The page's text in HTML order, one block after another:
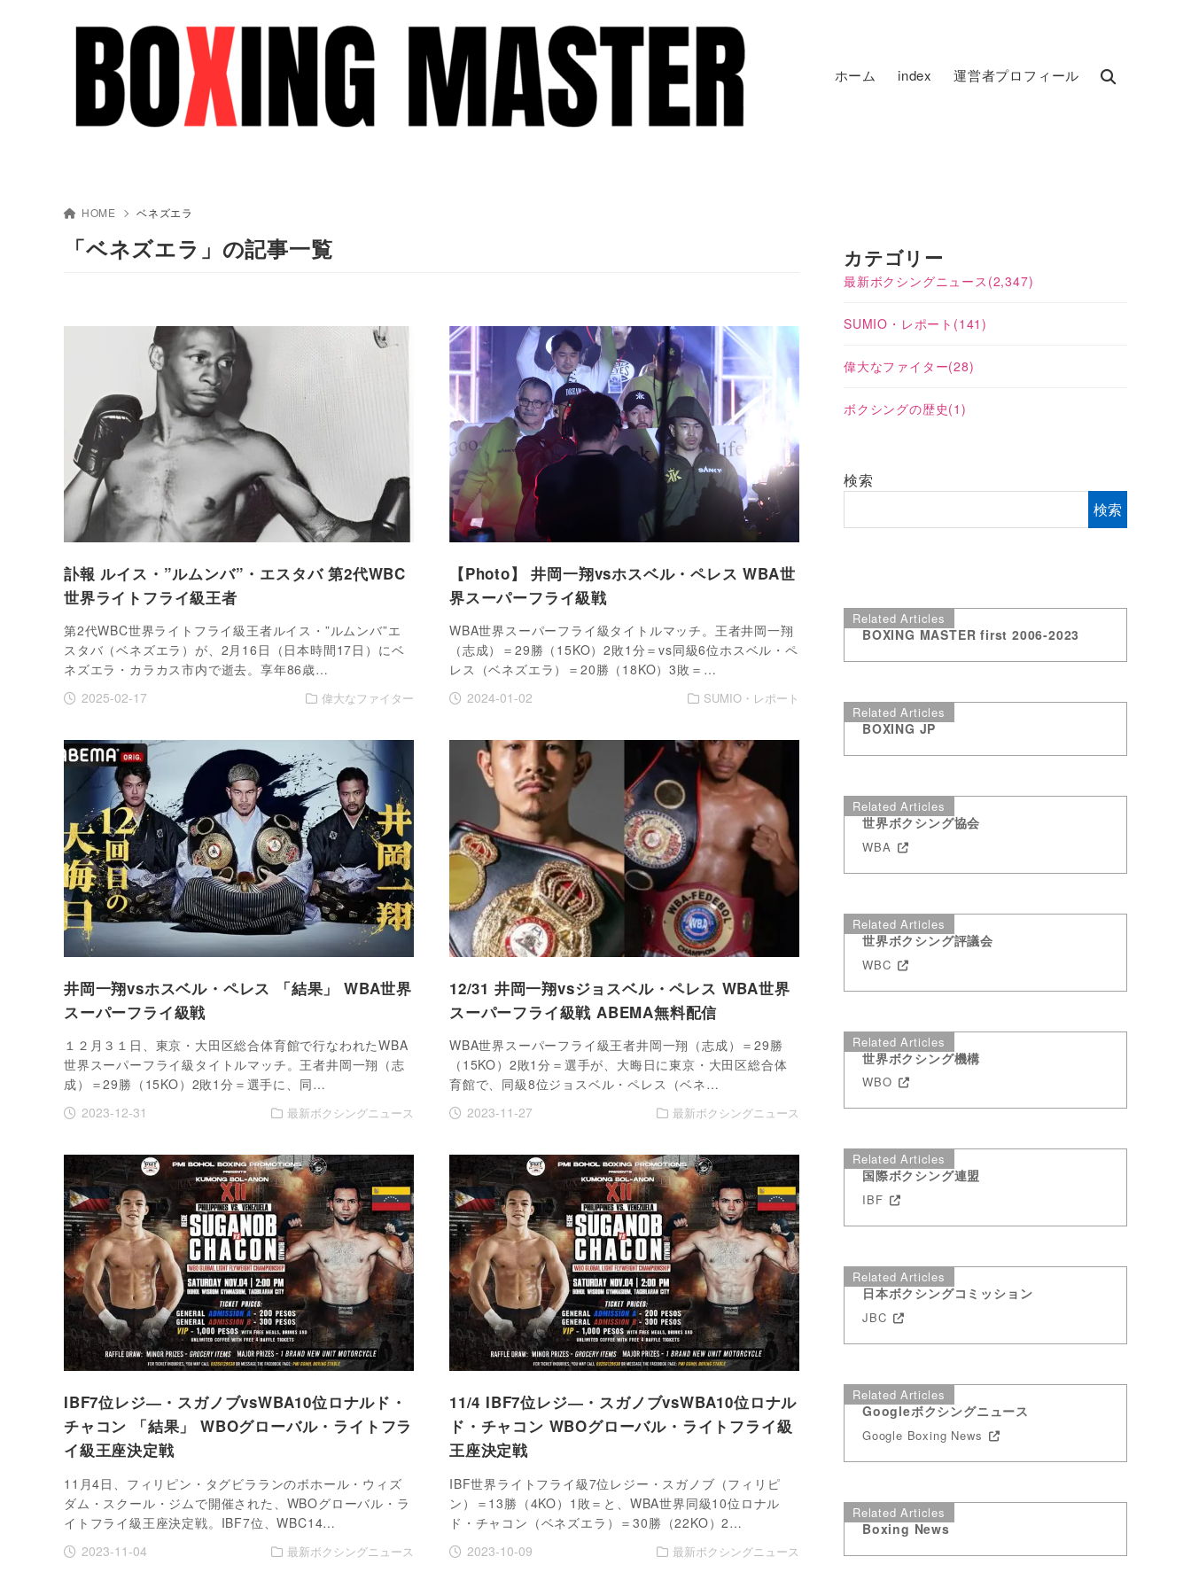
ホーム index 運営者プロフィール
HOME ベネズエラ
「ベネズエラ」の記事一覧
訃報 ルイス・”ルムンバ”・エスタバ 第2代WBC
世界ライトフライ級王者
第2代WBC世界ライトフライ級王者ルイス・”ルムンバ”エ
スタバ（ベネズエラ）が、2月16日（日本時間17日）にベ
ネズエラ・カラカス市内で逝去。享年86歳…
2025-02-17
偉大なファイター
【Photo】 井岡一翔vsホスベル・ペレス WBA世
界スーパーフライ級戦
WBA世界スーパーフライ級タイトルマッチ。王者井岡一翔
（志成）＝29勝（15KO）2敗1分＝vs同級6位ホスベル・ペ
レス（ベネズエラ）＝20勝（18KO）3敗＝…
2024-01-02
SUMIO・レポート
井岡一翔vsホスベル・ペレス 「結果」 WBA世界
スーパーフライ級戦
１２月３１日、東京・大田区総合体育館で行なわれたWBA
世界スーパーフライ級タイトルマッチ。王者井岡一翔（志
成）＝29勝（15KO）2敗1分＝選手に、同…
2023-12-31
最新ボクシングニュース
12/31 井岡一翔vsジョスベル・ペレス WBA世界
スーパーフライ級戦 ABEMA無料配信
WBA世界スーパーフライ級王者井岡一翔（志成）＝29勝
（15KO）2敗1分＝選手が、大晦日に東京・大田区総合体
育館で、同級8位ジョスベル・ペレス（ベネ…
2023-11-27
最新ボクシングニュース
IBF7位レジ―・スガノブvsWBA10位ロナルド・
チャコン 「結果」 WBOグローバル・ライトフラ
イ級王座決定戦
11月4日、フィリピン・タグビラランのボホール・ウィズ
ダム・スクール・ジムで開催された、WBOグローバル・ラ
イトフライ級王座決定戦。IBF7位、WBC14…
2023-11-04
最新ボクシングニュース
11/4 IBF7位レジ―・スガノブvsWBA10位ロナル
ド・チャコン WBOグローバル・ライトフライ級
王座決定戦
IBF世界ライトフライ級7位レジー・スガノブ（フィリピ
ン）＝13勝（4KO）1敗＝と、WBA世界同級10位ロナル
ド・チャコン（ベネズエラ）＝30勝（22KO）2…
2023-10-09
最新ボクシングニュース
カテゴリー
最新ボクシングニュース (2,347)
SUMIO・レポート (141)
偉大なファイター(28)
ボクシングの歴史(1)
検索
検索
Related Articles
BOXING MASTER first 2006-2023
Related Articles
BOXING JP
Related Articles
世界ボクシング協会
WBA
Related Articles
世界ボクシング評議会
WBC
Related Articles
世界ボクシング機構
WBO
Related Articles
国際ボクシング連盟
IBF
Related Articles
日本ボクシングコミッション
JBC
Related Articles
Googleボクシングニュース
Google Boxing News
Related Articles
Boxing News